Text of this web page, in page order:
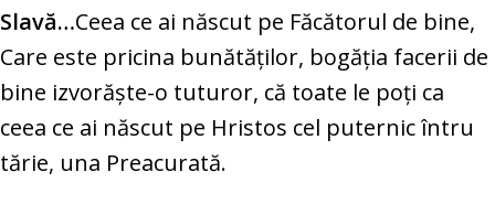
Slavă…Ceea ce ai născut pe Făcătorul de bine,
Care este pricina bunătăţilor, bogăţia facerii de
bine izvorăşte-o tuturor, că toate le poţi ca
ceea ce ai născut pe Hristos cel puternic întru
tărie, una Preacurată.